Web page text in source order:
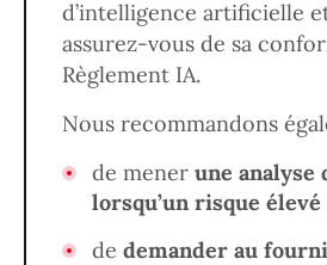
d’intelligence artificielle
assurez-vous de sa
Règlement IA.
Nous recommandons
de mener une analyse
lorsqu’un risque
de demander au